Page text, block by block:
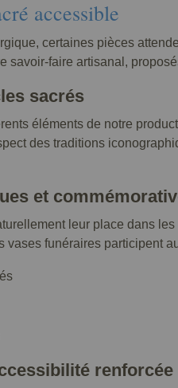
accessible
certaines pièces
savoir-faire artisanal,
sacrés
éléments de notre
des traditions
et
leur place dans
vases funéraires participent
renforcée